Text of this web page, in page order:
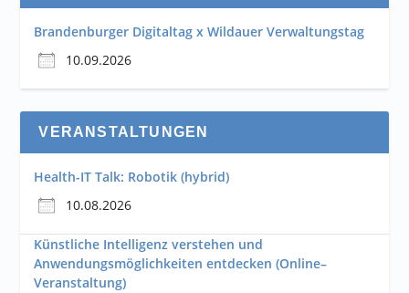
Brandenburger Digitaltag x Wildauer Verwaltungstag
10.09.2026
VERANSTALTUNGEN
Health-IT Talk: Robotik (hybrid)
10.08.2026
Künstliche Intelligenz verstehen und
Anwendungsmöglichkeiten entdecken (Online–
Veranstaltung)